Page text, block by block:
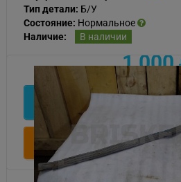
Тип детали: Б/У
Состояние: Нормальное
Наличие:
В наличии
1 000
Купить